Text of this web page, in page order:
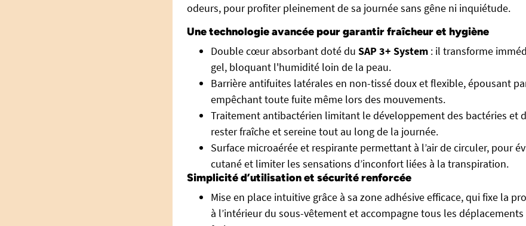
odeurs, pour profiter pleinement de sa journée sans gêne ni inquiétude.
Une technologie avancée pour garantir fraîcheur et hygiène
Double cœur absorbant doté du SAP 3+ System : il transforme
gel, bloquant l'humidité loin de la peau.
Barrière antifuites latérales en non-tissé doux et flexible, épousant
empêchant toute fuite même lors des mouvements.
Traitement antibactérien limitant le développement des bactéries et
rester fraîche et sereine tout au long de la journée.
Surface microaérée et respirante permettant à l’air de circuler, pour
cutané et limiter les sensations d’inconfort liées à la transpiration.
Simplicité d’utilisation et sécurité renforcée
Mise en place intuitive grâce à sa zone adhésive efficace, qui fixe la
à l’intérieur du sous-vêtement et accompagne tous les déplacements